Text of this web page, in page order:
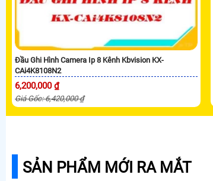
Đầu Ghi Hình Camera Ip 8 Kênh Kbvision KX-
CAi4K8108N2
6,200,000 ₫
Giá Gốc: 6,420,000 ₫
SẢN PHẨM MỚI RA MẮT